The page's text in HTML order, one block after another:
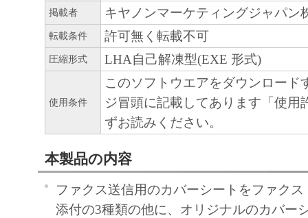
掲載者 キヤノンマーケティングジャパン
転載条件 許可無く転載不可
圧縮形式 LHA自己解凍型(EXE 形式)
使用条件
このソフトウエアをダウンロード
ジ冒頭に記載してあります「使用
ずお読みください。
本製品の内容
ファクス送信用のカバーシートをファク
添付の3種類の他に、オリジナルのカバー